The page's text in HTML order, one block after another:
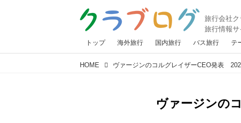
トップ 海外旅行 国内旅行 バス旅行 テ
HOME ヴァージンのコルグレイザーCEO発表
ヴァージンの